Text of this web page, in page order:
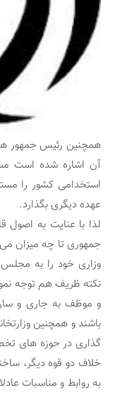
همچنین رئیس جمهور
آن اشاره شده است
استخدامی‏ کشور را
عهده‏ دیگری‏ بگذارد.
لذا با عنایت به اصول
جمهوری تا چه میزان
وزاری خود را به مجلس
نکته ظریف هم توجه
و موظف به جاری و
باشند و همچنین
گذاری در حوزه های
خلاف دو قوه دیگر،
به روابط و مناسبات